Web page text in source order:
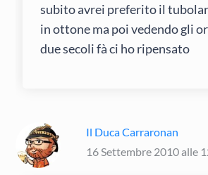
subito avrei preferito il
in ottone ma poi vedendo gli
due secoli fà ci ho ripensato
Il Duca Carraronan
16 Settembre 2010 alle